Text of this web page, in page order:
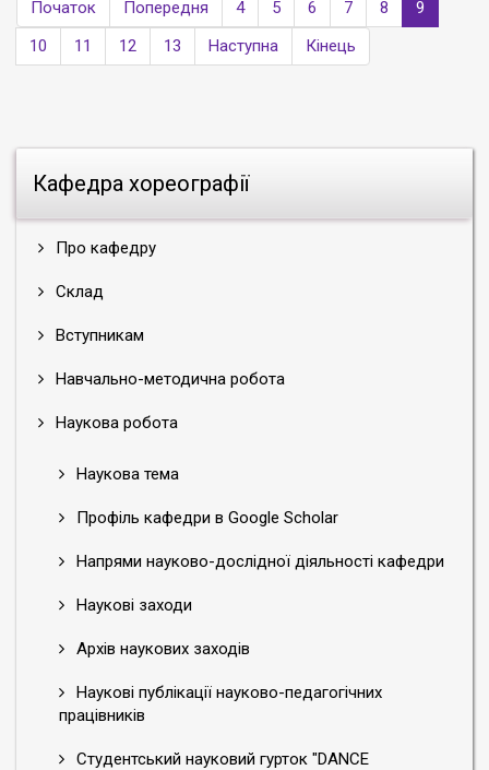
Кафедра хореографії
Про кафедру
Склад
Вступникам
Навчально-методична робота
Наукова робота
Наукова тема
Профіль кафедри в Google Scholar
Напрями науково-дослідної діяльності кафедри
Наукові заходи
Архів наукових заходів
Наукові публікації науково-педагогічних
працівників
Студентський науковий гурток "DANCE
Початок Попередня 4 5 6 7 8
9
10
11 12 13 Наступна Кінець